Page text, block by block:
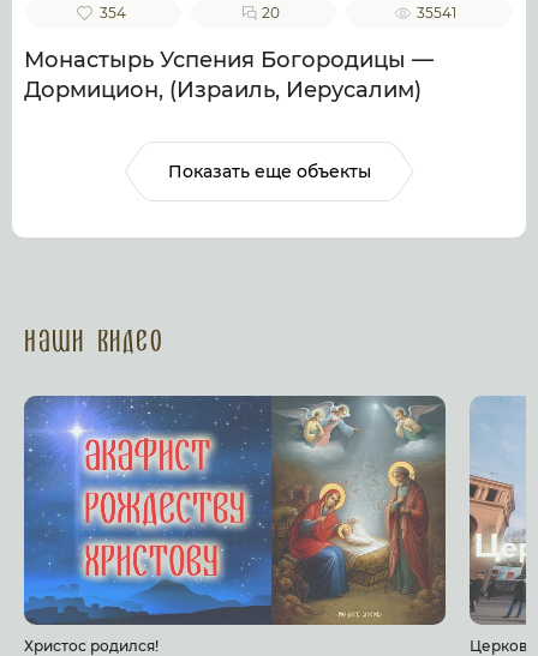
354 20 35541
Монастырь Успения Богородицы —
Дормицион, (Израиль, Иерусалим)
Показать еще объекты
Наши Видео
Христос родился! Церковь